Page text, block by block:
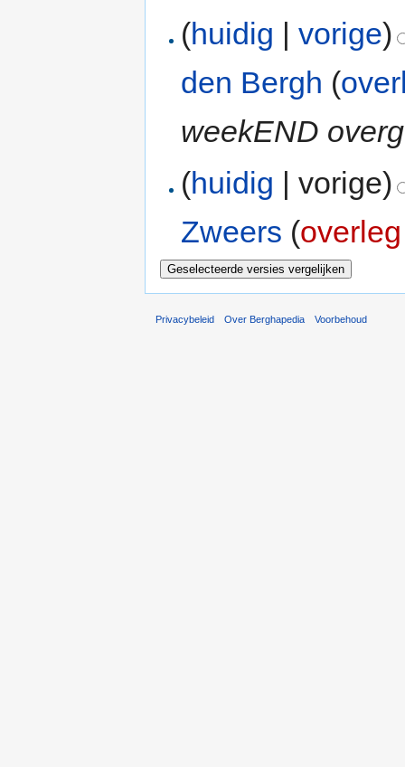
(huidig |vorige)
den Bergh (
weekEND
(huidig | vorige)
Zweers (overleg
Privacybeleid Over Berghapedia Voorbehoud